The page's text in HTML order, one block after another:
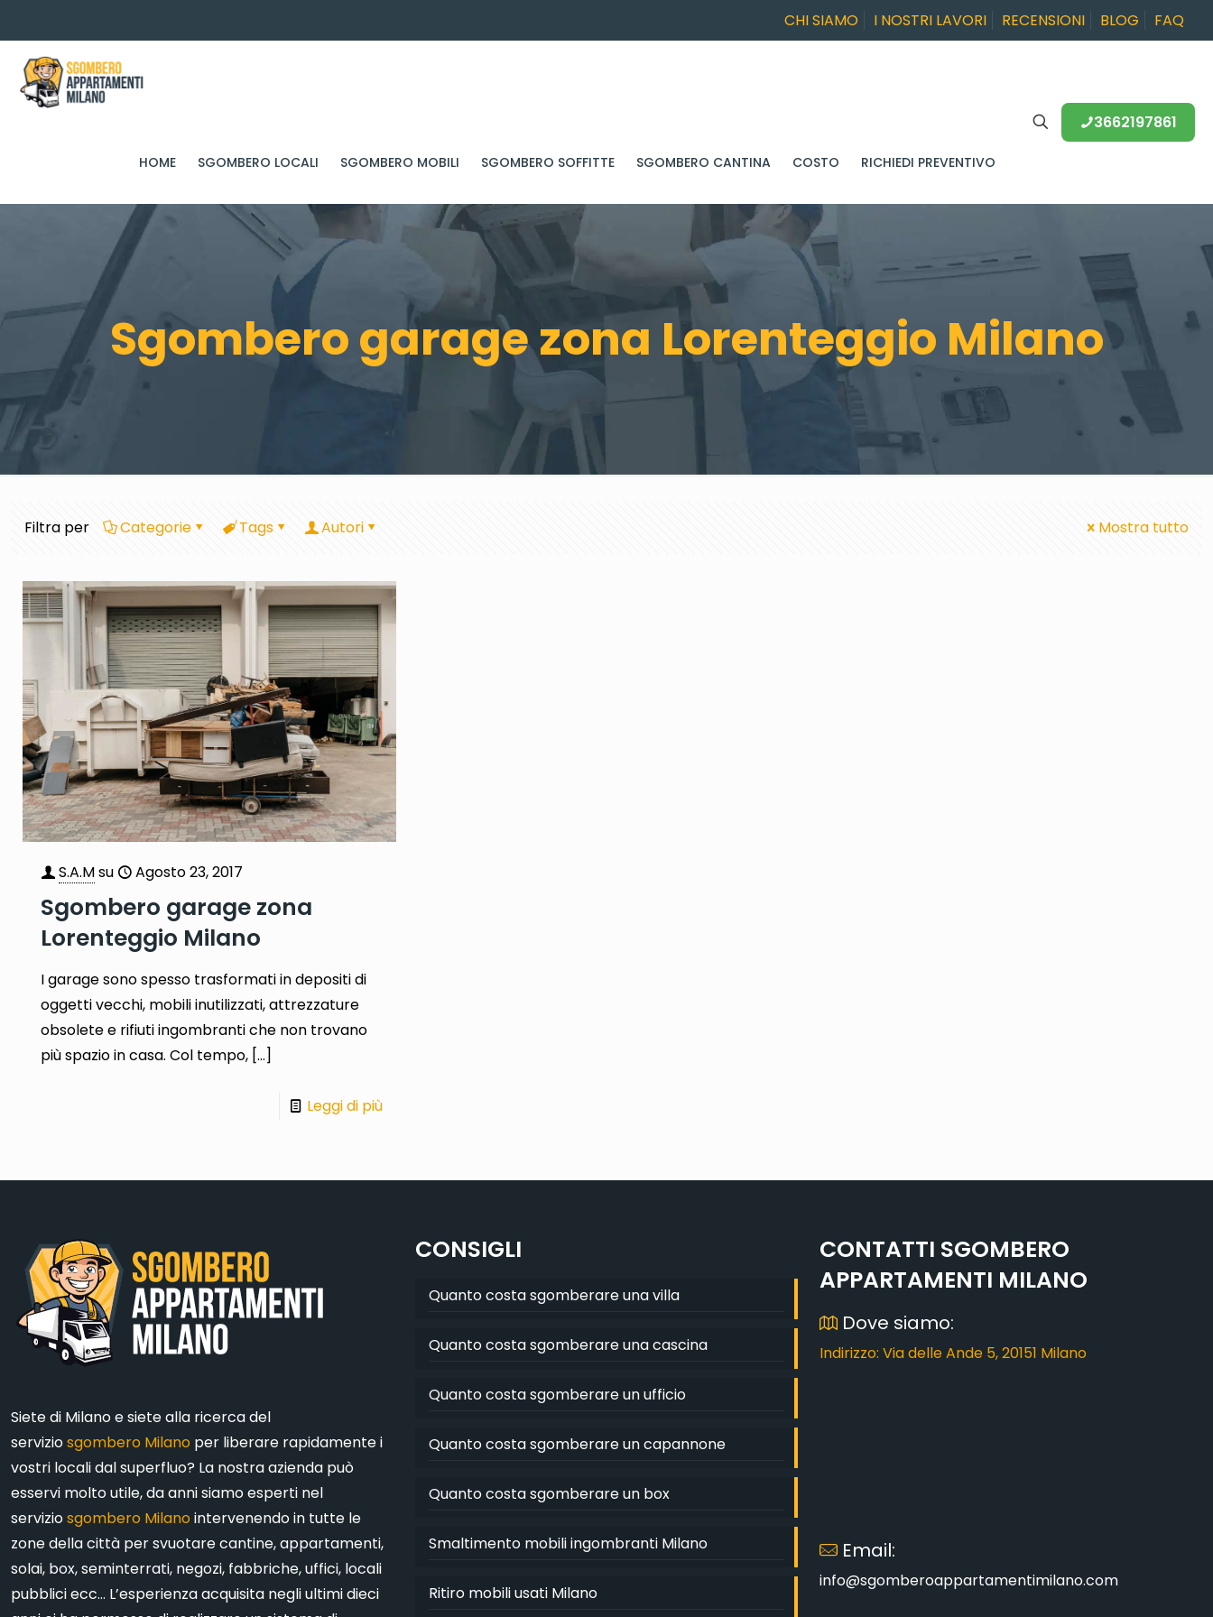
CHI SIAMO I NOSTRI LAVORI RECENSIONI BLOG FAQ
HOME SGOMBERO LOCALI SGOMBERO MOBILI SGOMBERO SOFFITTE SGOMBERO CANTINA COSTO RICHIEDI PREVENTIVO
3662197861
Sgombero garage zona Lorenteggio Milano
Filtra per Categorie Tags Autori Mostra tutto
S.A.Msu Agosto 23, 2017
Sgombero garage zona
Lorenteggio Milano
I garage sono spesso trasformati in depositi di
oggetti vecchi, mobili inutilizzati, attrezzature
obsolete e rifiuti ingombranti che non trovano
più spazio in casa. Col tempo, […]
Leggi di più
Siete di Milano e siete alla ricerca del
serviziosgombero Milano per liberare rapidamente i
vostri locali dal superfluo? La nostra azienda può
esservi molto utile, da anni siamo esperti nel
serviziosgombero Milanointervenendo in tutte le
zone della città per svuotare cantine, appartamenti,
solai, box, seminterrati, negozi, fabbriche, uffici, locali
pubblici ecc… L’esperienza acquisita negli ultimi dieci
CONSIGLI
Quanto costa sgomberare una villa
Quanto costa sgomberare una cascina
Quanto costa sgomberare un ufficio
Quanto costa sgomberare un capannone
Quanto costa sgomberare un box
Smaltimento mobili ingombranti Milano
Ritiro mobili usati Milano
CONTATTI SGOMBERO
APPARTAMENTI MILANO
Dove siamo:
Indirizzo: Via delle Ande 5, 20151 Milano
Email:
info@sgomberoappartamentimilano.com